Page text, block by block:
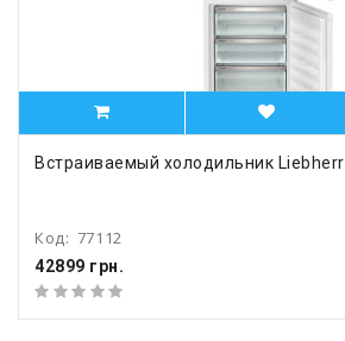
Встраиваемый холодильник Liebherr
Код: 77112
42899 грн.